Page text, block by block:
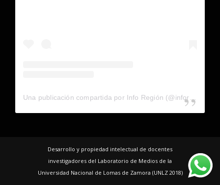
Desarrollo y propiedad intelectual de docentes
investigadores del Laboratorio de Medios de la
Universidad Nacional de Lomas de Zamora (UNLZ 2018)